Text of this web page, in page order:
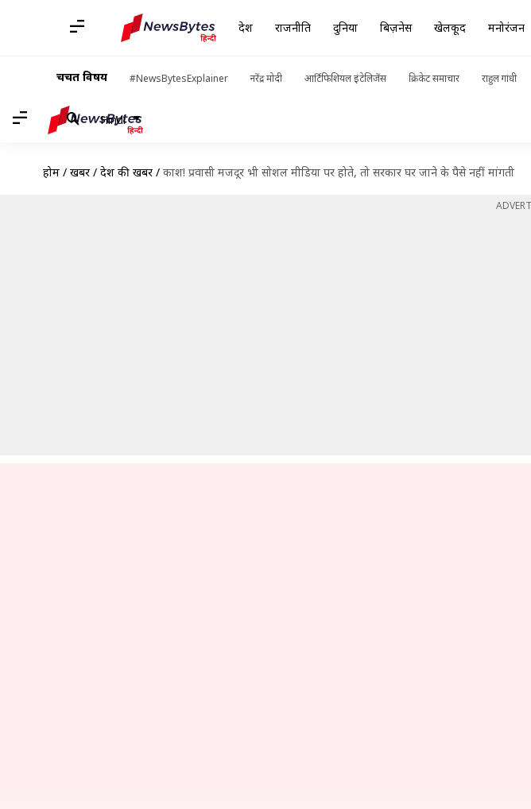
देश राजनीति दुनिया बिज़नेस खेलकूद मनोरंजन
चर्चित विषय #NewsBytesExplainer नरेंद्र मोदी आर्टिफिशियल इंटेलिजेंस क्रिकेट समाचार राहुल गांधी
Hindi
होम / खबरें / देश की खबरें / काश! प्रवासी मजदूर भी सोशल मीडिया पर होते, तो सरकार घर जाने के पैसे नहीं मांगती